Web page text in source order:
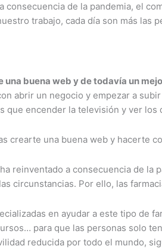
consecuencia de la pandemia, el
trabajo, cada día son más las
una buena web y de todavía un
abrir un negocio y empezar a
que encender la televisión y ver
crearte una buena web y hacerte
reinventado a consecuencia de la
circunstancias. Por ello, las
en ayudar a este tipo de
para que las personas solo
reducida por todo el mundo,